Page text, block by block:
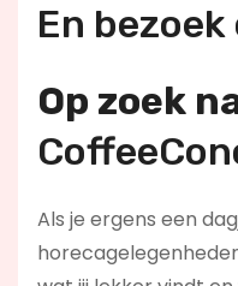
En
Op zoek
Als je ergens een